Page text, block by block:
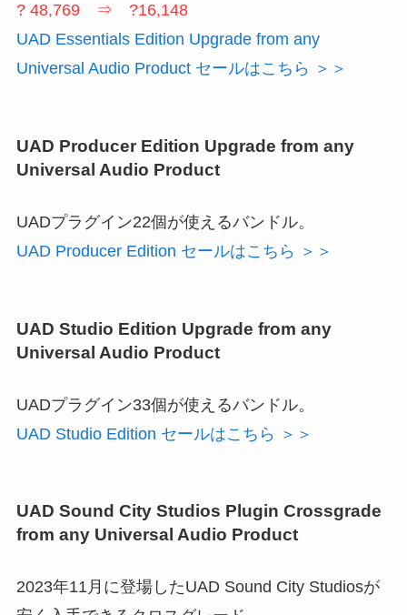
? 48,769 ⇒ ?16,148
UAD Essentials Edition Upgrade from any
Universal Audio Product セールはこちら ＞＞
UAD Producer Edition Upgrade from any
Universal Audio Product
UADプラグイン22個が使えるバンドル。
UAD Producer Edition セールはこちら ＞＞
UAD Studio Edition Upgrade from any
Universal Audio Product
UADプラグイン33個が使えるバンドル。
UAD Studio Edition セールはこちら ＞＞
UAD Sound City Studios Plugin Crossgrade
from any Universal Audio Product
2023年11月に登場したUAD Sound City Studiosが